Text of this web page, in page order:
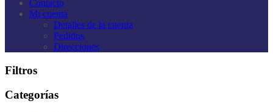
Contacto
Mi cuenta
Detalles de la cuenta
Pedidos
Direcciones
Filtros
Categorías